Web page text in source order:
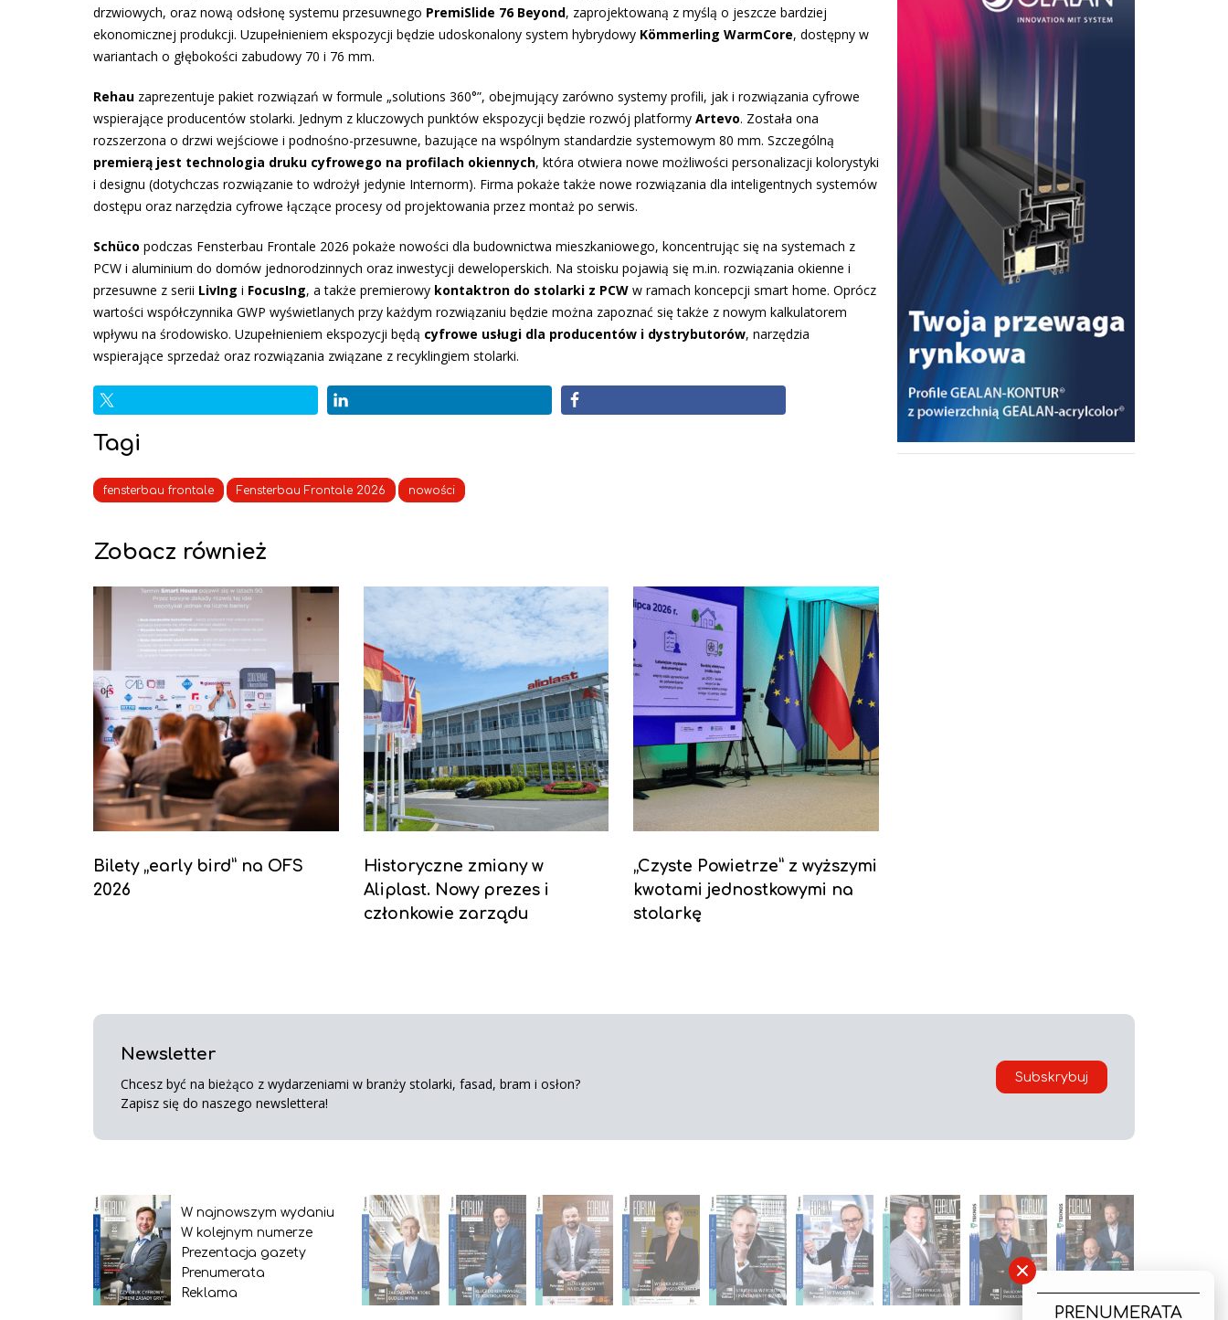
drzwiowych, oraz nową odsłonę systemu przesuwnego PremiSlide 76 Beyond, zaprojektowaną z myślą o jeszcze bardziej
ekonomicznej produkcji. Uzupełnieniem ekspozycji będzie udoskonalony system hybrydowy Kömmerling WarmCore, dostępny w
wariantach o głębokości zabudowy 70 i 76 mm.
Rehau zaprezentuje pakiet rozwiązań w formule „solutions 360°”, obejmujący zarówno systemy profili, jak i rozwiązania cyfrowe
wspierające producentów stolarki. Jednym z kluczowych punktów ekspozycji będzie rozwój platformy Artevo. Została ona
rozszerzona o drzwi wejściowe i podnośno-przesuwne, bazujące na wspólnym standardzie systemowym 80 mm. Szczególną
premierą jest technologia druku cyfrowego na profilach okiennych, która otwiera nowe możliwości personalizacji kolorystyki
i designu (dotychczas rozwiązanie to wdrożył jedynie Internorm). Firma pokaże także nowe rozwiązania dla inteligentnych systemów
dostępu oraz narzędzia cyfrowe łączące procesy od projektowania przez montaż po serwis.
Schüco podczas Fensterbau Frontale 2026 pokaże nowości dla budownictwa mieszkaniowego, koncentrując się na systemach z
PCW i aluminium do domów jednorodzinnych oraz inwestycji deweloperskich. Na stoisku pojawią się m.in. rozwiązania okienne i
przesuwne z serii LivIng i FocusIng, a także premierowy kontaktron do stolarki z PCW w ramach koncepcji smart home. Oprócz
wartości współczynnika GWP wyświetlanych przy każdym rozwiązaniu będzie można zapoznać się także z nowym kalkulatorem
wpływu na środowisko. Uzupełnieniem ekspozycji będą cyfrowe usługi dla producentów i dystrybutorów, narzędzia
wspierające sprzedaż oraz rozwiązania związane z recyklingiem stolarki.
Tagi
fensterbau frontale Fensterbau Frontale 2026 nowości
Zobacz również
Bilety „early bird” na OFS
2026
Historyczne zmiany w
Aliplast. Nowy prezes i
członkowie zarządu
„Czyste Powietrze” z wyższymi
kwotami jednostkowymi na
stolarkę
Newsletter
Chcesz być na bieżąco z wydarzeniami w branży stolarki, fasad, bram i osłon?
Zapisz się do naszego newslettera!
Subskrybuj
W najnowszym wydaniu
W kolejnym numerze
Prezentacja gazety
Prenumerata
Reklama
×
PRENUMERATA